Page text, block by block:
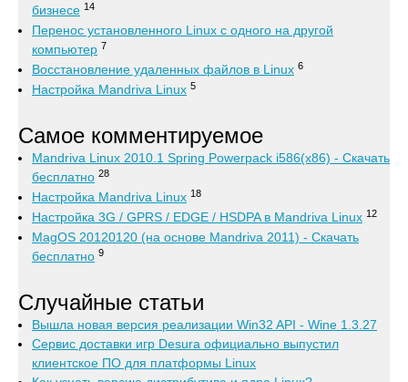
бизнесе 14
Перенос установленного Linux с одного на другой
компьютер 7
Восстановление удаленных файлов в Linux 6
Настройка Mandriva Linux 5
Самое комментируемое
Mandriva Linux 2010.1 Spring Powerpack i586(x86) - Скачать
бесплатно 28
Настройка Mandriva Linux 18
Настройка 3G / GPRS / EDGE / HSDPA в Mandriva Linux 12
MagOS 20120120 (на основе Mandriva 2011) - Скачать
бесплатно 9
Случайные статьи
Вышла новая версия реализации Win32 API - Wine 1.3.27
Сервис доставки игр Desura официально выпустил
клиентское ПО для платформы Linux